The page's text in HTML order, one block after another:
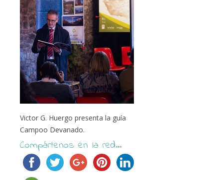
Victor G. Huergo presenta la guía
Campoo Devanado.
Compártenos en la red...